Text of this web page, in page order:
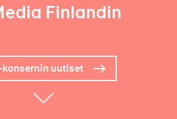
Finlandin
uutiset